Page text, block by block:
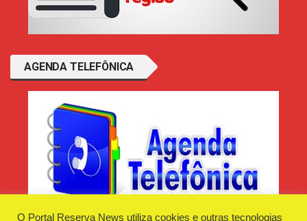
AGENDA TELEFÔNICA
O Portal Reserva News utiliza cookies e outras tecnologias